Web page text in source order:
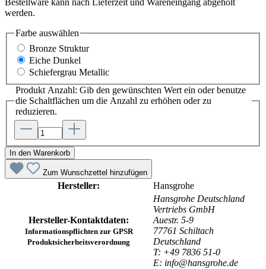
Bestellware kann nach Lieferzeit und Wareneingang abgeholt
werden.
Farbe auswählen
Bronze Struktur
Eiche Dunkel
Schiefergrau Metallic
Produkt Anzahl: Gib den gewünschten Wert ein oder benutze
die Schaltflächen um die Anzahl zu erhöhen oder zu
reduzieren.
In den Warenkorb
Zum Wunschzettel hinzufügen
Hersteller: Hansgrohe
Hersteller-Kontaktdaten:
Informationspflichten zur GPSR
Produktsicherheitsverordnung
Hansgrohe Deutschland
Vertriebs GmbH
Auestr. 5-9
77761 Schiltach
Deutschland
T: +49 7836 51-0
E: info@hansgrohe.de